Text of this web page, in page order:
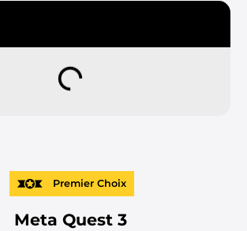
Premier Choix
Meta Quest 3